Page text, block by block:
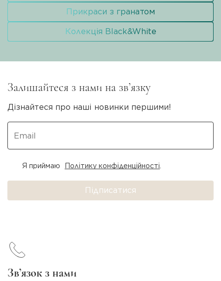
Прикраси з гранатом
Колекція Black&White
Залишайтеся з нами на зв’язку
Дізнайтеся про наші новинки першими!
Підписатися
Я приймаю Політику конфіденційності.
Зв’язок з нами